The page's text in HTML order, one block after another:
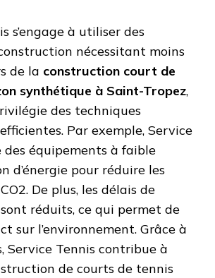
s’engage à utiliser des
nécessitant moins
de la construction court de
synthétique à Saint-Tropez,
des techniques
Par exemple, Service
des équipements à faible
d’énergie pour réduire les
De plus, les délais de
réduits, ce qui permet de
sur l’environnement. Grâce à
Service Tennis contribue à
de courts de tennis